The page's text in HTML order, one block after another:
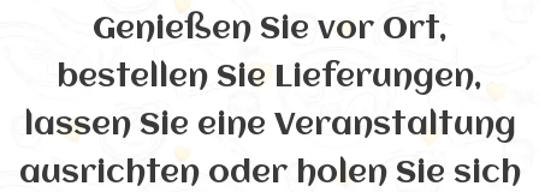
Genießen Sie vor Ort,
bestellen Sie Lieferungen,
lassen Sie eine Veranstaltung
ausrichten oder holen Sie sich